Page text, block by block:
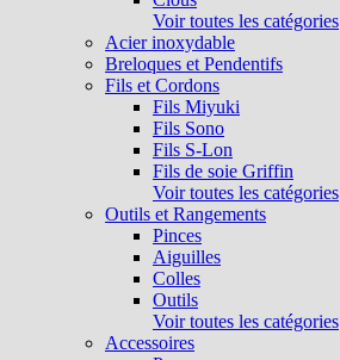
Voir toutes les catégories
Acier inoxydable
Breloques et Pendentifs
Fils et Cordons
Fils Miyuki
Fils Sono
Fils S-Lon
Fils de soie Griffin
Voir toutes les catégories
Outils et Rangements
Pinces
Aiguilles
Colles
Outils
Voir toutes les catégories
Accessoires